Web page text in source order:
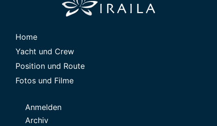
Home
Yacht und Crew
Position und Route
Fotos und Filme
Anmelden
Archiv